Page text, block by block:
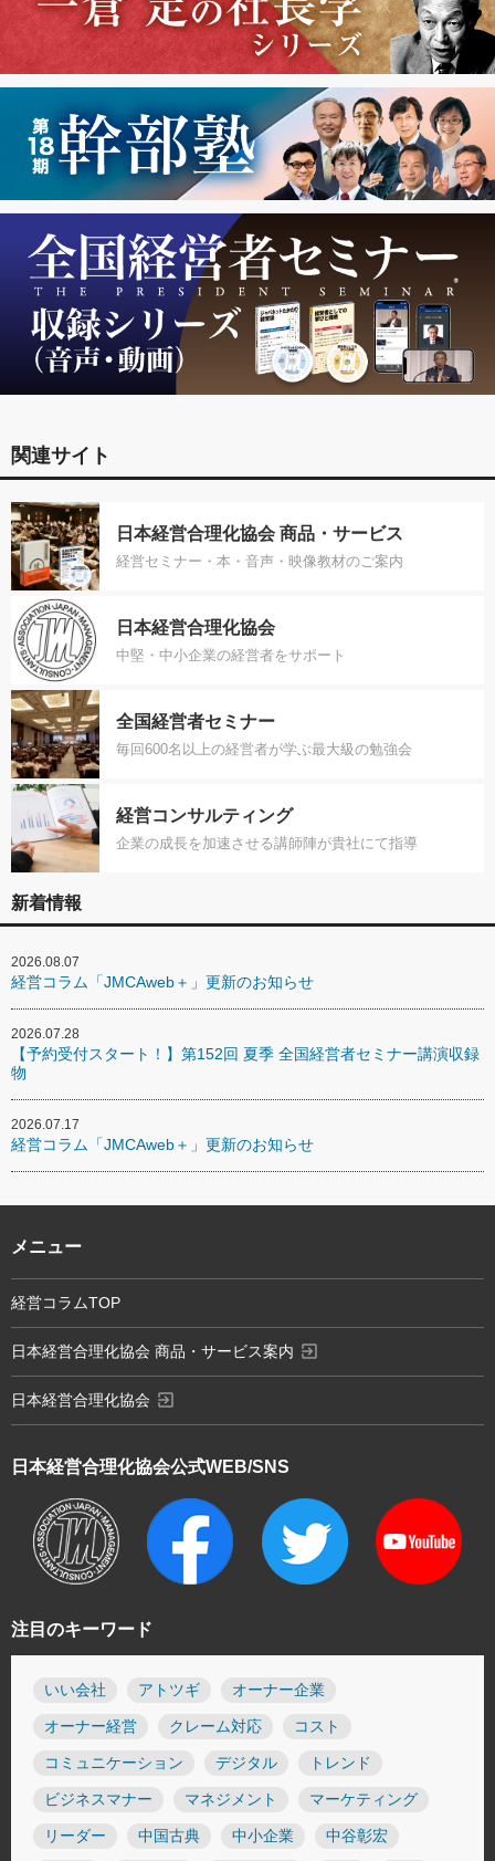
関連サイト
日本経営合理化協会 商品・サービス
経営セミナー・本・音声・映像教材のご案内
日本経営合理化協会
中堅・中小企業の経営者をサポート
全国経営者セミナー
毎回600名以上の経営者が学ぶ最大級の勉強会
経営コンサルティング
企業の成長を加速させる講師陣が貴社にて指導
新着情報
2026.08.07
経営コラム「JMCAweb＋」更新のお知らせ
2026.07.28
【予約受付スタート！】第152回 夏季 全国経営者セミナー講演収録
物
2026.07.17
経営コラム「JMCAweb＋」更新のお知らせ
注目のキーワード
いい会社 アトツギ オーナー企業
オーナー経営 クレーム対応 コスト
コミュニケーション デジタル トレンド
ビジネスマナー マネジメント マーケティング
リーダー 中国古典 中小企業 中谷彰宏
日本経営合理化協会公式WEB/SNS
メニュー
経営コラムTOP
日本経営合理化協会 商品・サービス案内 exit_to_app
日本経営合理化協会 exit_to_app